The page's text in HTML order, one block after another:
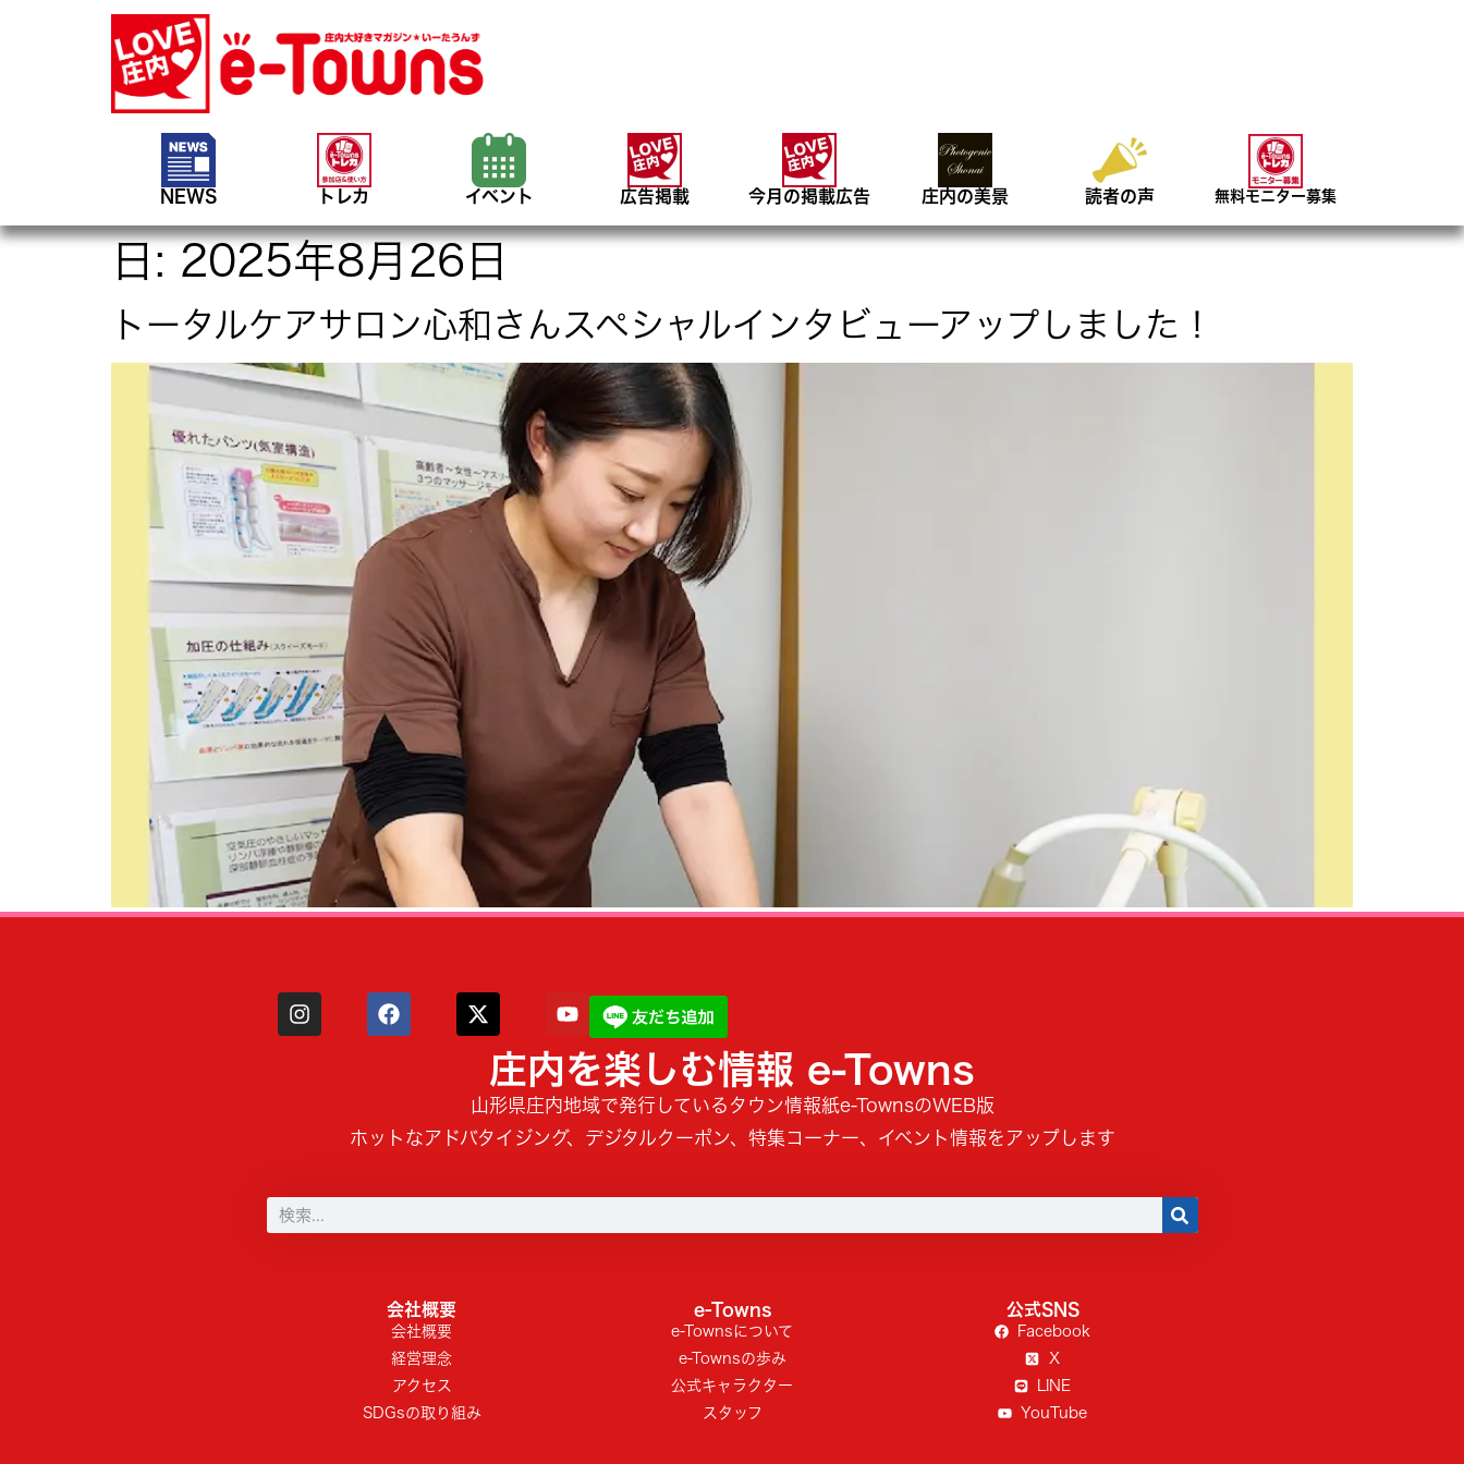
NEWS トレカ イベント 広告掲載 今月の掲載広告 庄内の美景 読者の声 無料モニター募集
日: 2025年8月26日
トータルケアサロン心和さんスペシャルインタビューアップしました！
庄内を楽しむ情報 e-Towns
山形県庄内地域で発行しているタウン情報紙e-TownsのWEB版
ホットなアドバタイジング、デジタルクーポン、特集コーナー、イベント情報をアップします
会社概要
会社概要
経営理念
アクセス
SDGsの取り組み
e-Towns
e-Townsについて
e-Townsの歩み
公式キャラクター
スタッフ
公式SNS
Facebook
X
LINE
YouTube